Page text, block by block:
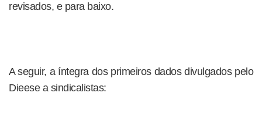
revisados, e para baixo.
A seguir, a íntegra dos primeiros dados divulgados pelo
Dieese a sindicalistas: